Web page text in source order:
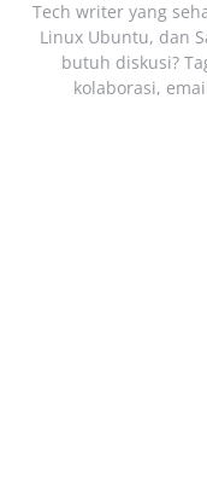
Tech writer yang
Linux Ubuntu, dan
butuh diskusi?
kolaborasi,